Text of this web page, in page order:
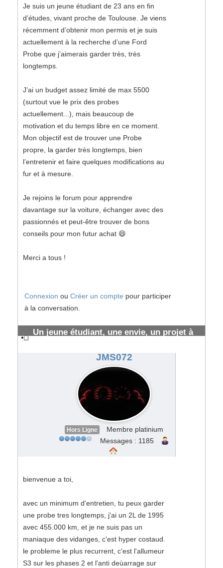
Je suis un jeune étudiant de 23 ans en fin
d’études, vivant proche de Toulouse. Je viens
récemment d’obtenir mon permis et je suis
actuellement à la recherche d’une Ford
Probe que j’aimerais garder très, très
longtemps.
J’ai un budget assez limité de max 5500
(surtout vue le prix des probes
actuellement...), mais beaucoup de
motivation et du temps libre en ce moment.
Mon objectif est de trouver une Probe
propre, la garder très longtemps, bien
l’entretenir et faire quelques modifications au
fur et à mesure.
Je rejoins le forum pour apprendre
davantage sur la voiture, échanger avec des
passionnés et peut-être trouver de bons
conseils pour mon futur achat 😄
Merci a tous !
Connexion ou Créer un compte pour participer
à la conversation.
Un jeune étudiant, une envie, un projet à
JMS072
Hors Ligne
Membre platinium
Messages : 1185
bienvenue a toi,
avec un minimum d'entretien, tu peux garder
une probe tres longtemps, j'ai un 2L de 1995
avec 455.000 km, et je ne suis pas un
maniaque des vidanges, c'est hyper costaud.
le probleme le plus recurrent, c'est l'allumeur
S3 sur les phases 2 et l'anti deùarrage sur